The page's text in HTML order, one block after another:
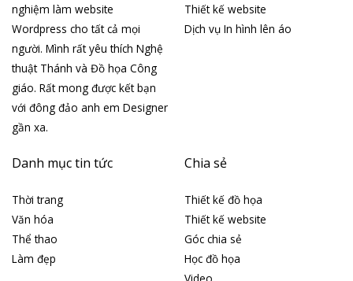
nghiệm làm website
Wordpress cho tất cả mọi
người. Mình rất yêu thích Nghệ
thuật Thánh và Đồ họa Công
giáo. Rất mong được kết bạn
với đông đảo anh em Designer
gần xa.
Thiết kế website
Dịch vụ In hình lên áo
Danh mục tin tức
Thời trang
Văn hóa
Thể thao
Làm đẹp
Chia sẻ
Thiết kế đồ họa
Thiết kế website
Góc chia sẻ
Học đồ họa
Video